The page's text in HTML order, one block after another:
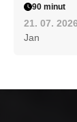
90 minut
21. 07. 2026
Jan